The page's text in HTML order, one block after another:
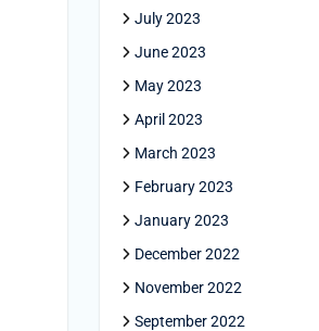
July 2023
June 2023
May 2023
April 2023
March 2023
February 2023
January 2023
December 2022
November 2022
September 2022